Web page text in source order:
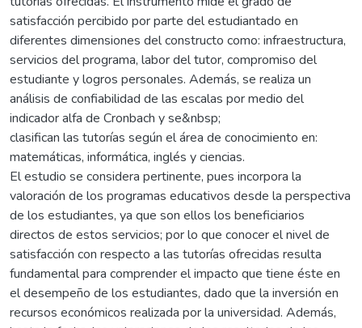
satisfacción percibido por parte del estudiantado en
diferentes dimensiones del constructo como: infraestructura,
servicios del programa, labor del tutor, compromiso del
estudiante y logros personales. Además, se realiza un
análisis de confiabilidad de las escalas por medio del
indicador alfa de Cronbach y se&nbsp;
clasifican las tutorías según el área de conocimiento en:
matemáticas, informática, inglés y ciencias.
El estudio se considera pertinente, pues incorpora la
valoración de los programas educativos desde la perspectiva
de los estudiantes, ya que son ellos los beneficiarios
directos de estos servicios; por lo que conocer el nivel de
satisfacción con respecto a las tutorías ofrecidas resulta
fundamental para comprender el impacto que tiene éste en
el desempeño de los estudiantes, dado que la inversión en
recursos económicos realizada por la universidad. Además,